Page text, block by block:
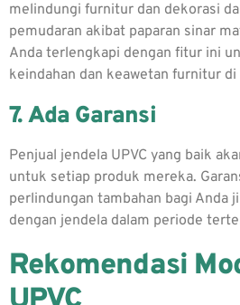
melindungi furnitur dan dekorasi
pemudaran akibat paparan sinar
Anda terlengkapi dengan fitur ini
keindahan dan keawetan furnitur di
7. Ada Garansi
Penjual jendela UPVC yang baik
untuk setiap produk mereka.
perlindungan tambahan bagi Anda
dengan jendela dalam periode
Rekomendasi